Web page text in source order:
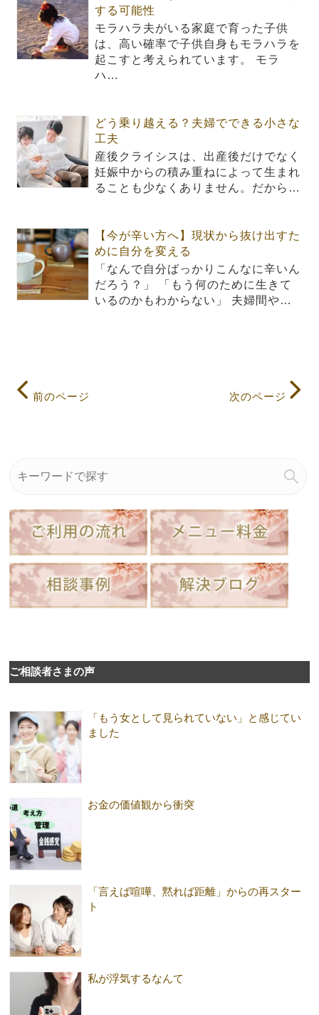
する可能性
モラハラ夫がいる家庭で育った子供
は、高い確率で子供自身もモラハラを
起こすと考えられています。 モラ
ハ…
どう乗り越える？夫婦でできる小さな
工夫
産後クライシスは、出産後だけでなく
妊娠中からの積み重ねによって生まれ
ることも少なくありません。だから…
【今が辛い方へ】現状から抜け出すた
めに自分を変える
「なんで自分ばっかりこんなに辛いん
だろう？」 「もう何のために生きて
いるのかもわからない」 夫婦間や…
前のページ 次のページ
ご相談者さまの声
「もう女として見られていない」と感じてい
ました
お金の価値観から衝突
「言えば喧嘩、黙れば距離」からの再スター
ト
私が浮気するなんて